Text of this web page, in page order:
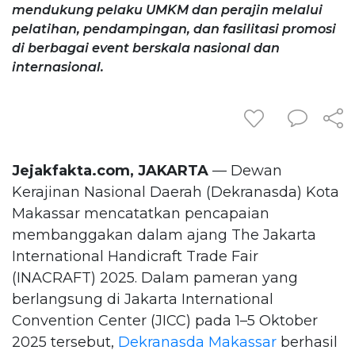
mendukung pelaku UMKM dan perajin melalui
pelatihan, pendampingan, dan fasilitasi promosi
di berbagai event berskala nasional dan
internasional.
Jejakfakta.com, JAKARTA — Dewan
Kerajinan Nasional Daerah (Dekranasda) Kota
Makassar mencatatkan pencapaian
membanggakan dalam ajang The Jakarta
International Handicraft Trade Fair
(INACRAFT) 2025. Dalam pameran yang
berlangsung di Jakarta International
Convention Center (JICC) pada 1–5 Oktober
2025 tersebut, Dekranasda Makassar berhasil